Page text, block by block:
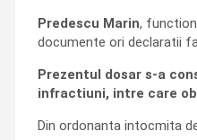
Predescu Marin,
documente ori declaratii
Prezentul dosar s-a
infractiuni, intre care
Din ordonanta intocmita